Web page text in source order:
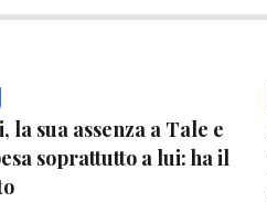
la sua assenza a Tale e
soprattutto a lui: ha il